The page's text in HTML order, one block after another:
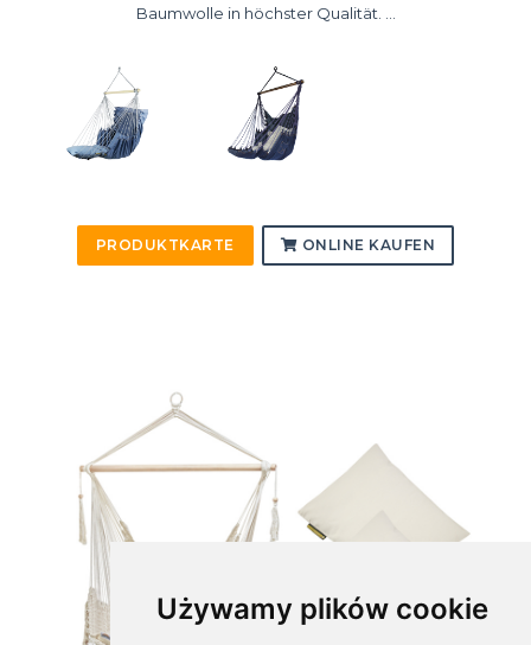
Używamy plików cookie
Baumwolle in höchster Qualität. ...
PRODUKTKARTE ONLINE KAUFEN